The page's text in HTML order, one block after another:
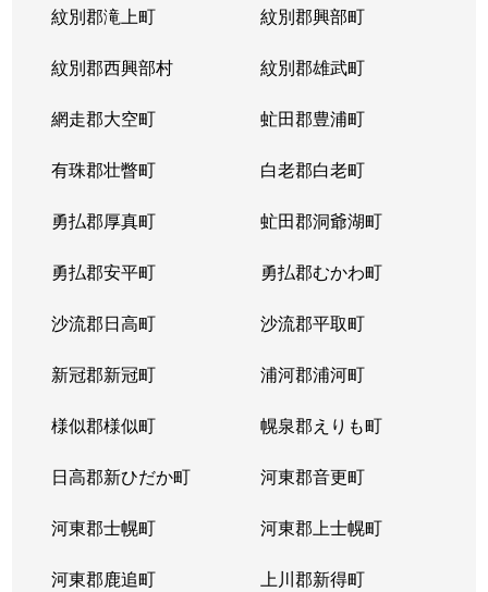
紋別郡滝上町 紋別郡興部町
紋別郡西興部村 紋別郡雄武町
網走郡大空町 虻田郡豊浦町
有珠郡壮瞥町 白老郡白老町
勇払郡厚真町 虻田郡洞爺湖町
勇払郡安平町 勇払郡むかわ町
沙流郡日高町 沙流郡平取町
新冠郡新冠町 浦河郡浦河町
様似郡様似町 幌泉郡えりも町
日高郡新ひだか町 河東郡音更町
河東郡士幌町 河東郡上士幌町
河東郡鹿追町 上川郡新得町